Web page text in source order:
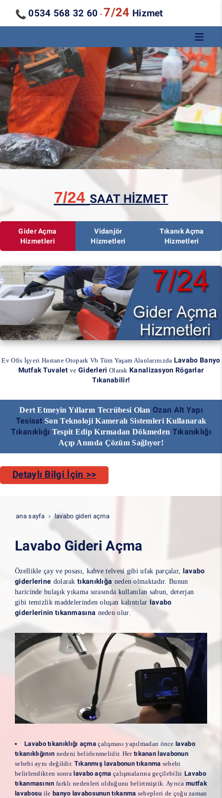
0534 568 32 60 - 7/24 Hizmet
Kanal Açma Temizleme
7/24 SAAT HİZMET
Gider Açma
Hizmetleri
Vidanjör
Hizmetleri
Tıkanık Açma
Hizmetleri
Ev Ofis İşyeri Hastane Otopark Vb Tüm Yaşam Alanlarınızda Lavabo Banyo
Mutfak Tuvalet ve Giderleri Olarak Kanalizasyon Rögarlar
Tıkanabilir!
Dert Etmeyin Yılların Tecrübesi OlanOzan Alt Yapı
Tesisat Son Teknoloji Kameralı Sistemleri Kullanarak
Tıkanıklığı Tespit Edip Kırmadan Dökmeden Tıkanıklığı
Açıp Anında Çözüm Sağlıyor!
Detaylı Bilgi İçin >>
ana sayfa lavabo gideri açma
Lavabo Gideri Açma
Özellikle çay ve posası, kahve telvesi gibi ufak parçalar, lavabo
giderlerine dolaraktıkanıklığa neden olmaktadır. Bunun
haricinde bulaşık yıkama sırasında kullanılan sabun, deterjan
gibi temizlik maddelerinden oluşan kalıntılar lavabo
giderlerinin tıkanmasına neden olur.
Lavabo tıkanıklığı açmaçalışması yapılmadan önce lavabo
tıkanıklığının nedeni belirlenmelidir. Her tıkanan lavabonun
sebebi aynı değildir. Tıkanmış lavabonun tıkanma sebebi
belirlendikten sonra lavabo açma çalışmalarına geçilebilir.Lavabo
tıkanmasının farklı nedenleri olduğunu belirtmiştik. Ayrıcamutfak
lavabosu ile banyo lavabosunun tıkanma sebepleri de çoğu zaman